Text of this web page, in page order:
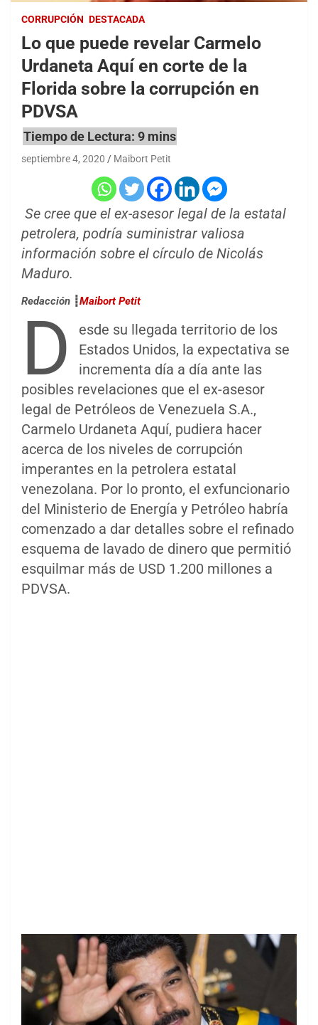
CORRUPCIÓN DESTACADA
Lo que puede revelar Carmelo
Urdaneta Aquí en corte de la
Florida sobre la corrupción en
PDVSA
septiembre 4, 2020 Maibort Petit
Se cree que el ex-asesor legal de la estatal
petrolera, podría suministrar valiosa
información sobre el círculo de Nicolás
Maduro.
Redacción ┋Maibort Petit
D
esde su llegada territorio de los
Estados Unidos, la expectativa se
incrementa día a día ante las
posibles revelaciones que el ex-asesor
legal de Petróleos de Venezuela S.A.,
Carmelo Urdaneta Aquí, pudiera hacer
acerca de los niveles de corrupción
imperantes en la petrolera estatal
venezolana. Por lo pronto, el exfuncionario
del Ministerio de Energía y Petróleo habría
comenzado a dar detalles sobre el refinado
esquema de lavado de dinero que permitió
esquilmar más de USD 1.200 millones a
PDVSA.